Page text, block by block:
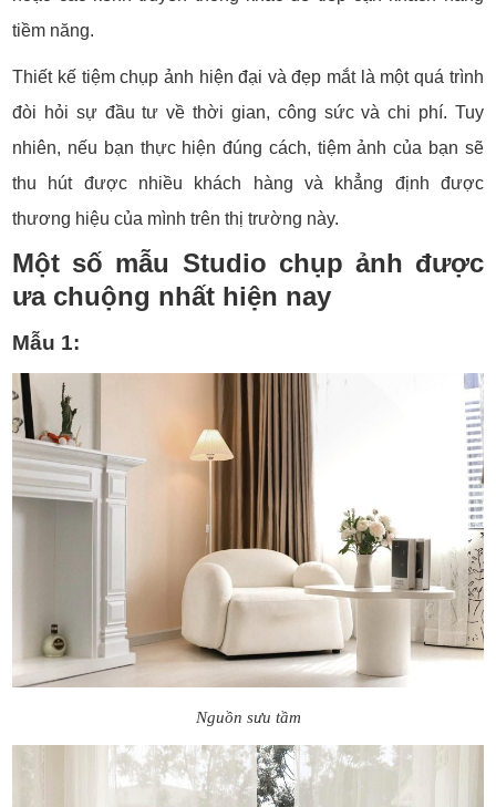
tiềm năng.
Thiết kế tiệm chụp ảnh hiện đại và đẹp mắt là một quá trình
đòi hỏi sự đầu tư về thời gian, công sức và chi phí. Tuy
nhiên, nếu bạn thực hiện đúng cách, tiệm ảnh của bạn sẽ
thu hút được nhiều khách hàng và khẳng định được
thương hiệu của mình trên thị trường này.
Một số mẫu Studio chụp ảnh được
ưa chuộng nhất hiện nay
Mẫu 1:
Nguồn sưu tầm